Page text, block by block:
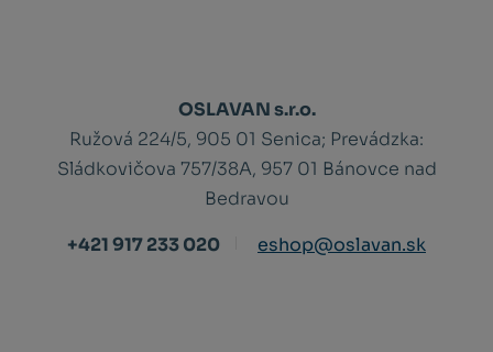
OSLAVAN s.r.o.
Ružová 224/5, 905 01 Senica; Prevádzka:
Sládkovičova 757/38A, 957 01 Bánovce nad
Bedravou
+421 917 233 020
eshop@oslavan.sk